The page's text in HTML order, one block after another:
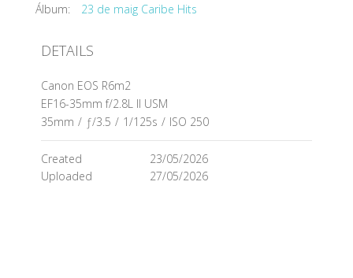
Álbum: 23 de maig Caribe Hits
DETAILS
Canon EOS R6m2
EF16-35mm f/2.8L II USM
35mm / ƒ/3.5 / 1/125s / ISO 250
Created
23/05/2026
Uploaded
27/05/2026